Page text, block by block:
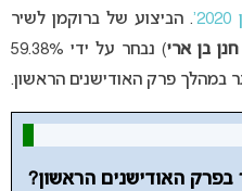
. הביצוע של ברוקמן לשיר
חנן בן ארי
) נבחר על ידי 59.38%
במהלך פרק האודישנים הראשון.
בפרק האודישנים הראשון?